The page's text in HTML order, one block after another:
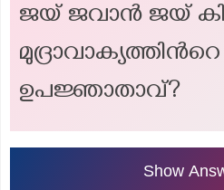
ജയ് ജവാൻ ജയ്
മുദ്രാവാക്യത്തിൻറെ
ഉപജ്ഞാതാവ്?
Show